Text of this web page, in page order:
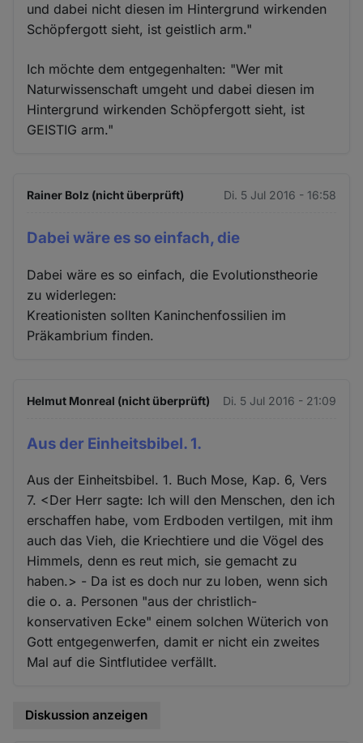
und dabei nicht diesen im Hintergrund wirkenden
Schöpfergott sieht, ist geistlich arm."
Ich möchte dem entgegenhalten: "Wer mit
Naturwissenschaft umgeht und dabei diesen im
Hintergrund wirkenden Schöpfergott sieht, ist
GEISTIG arm."
Rainer Bolz (nicht überprüft) Di. 5 Jul 2016 - 16:58
Dabei wäre es so einfach, die
Dabei wäre es so einfach, die Evolutionstheorie
zu widerlegen:
Kreationisten sollten Kaninchenfossilien im
Präkambrium finden.
Helmut Monreal (nicht überprüft) Di. 5 Jul 2016 - 21:09
Aus der Einheitsbibel. 1.
Aus der Einheitsbibel. 1. Buch Mose, Kap. 6, Vers
7. <Der Herr sagte: Ich will den Menschen, den ich
erschaffen habe, vom Erdboden vertilgen, mit ihm
auch das Vieh, die Kriechtiere und die Vögel des
Himmels, denn es reut mich, sie gemacht zu
haben.> - Da ist es doch nur zu loben, wenn sich
die o. a. Personen "aus der christlich-
konservativen Ecke" einem solchen Wüterich von
Gott entgegenwerfen, damit er nicht ein zweites
Mal auf die Sintflutidee verfällt.
Diskussion anzeigen